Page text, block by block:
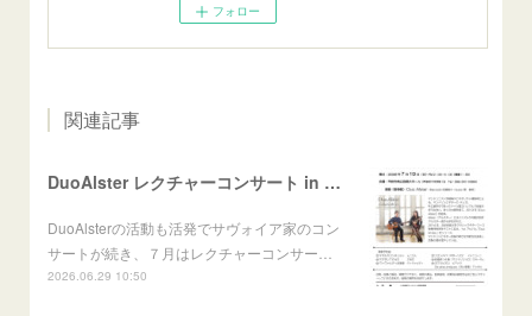
フォロー
関連記事
DuoAlster レクチャーコンサート in 山梨 甲府
DuoAlsterの活動も活発でサヴォイア家のコン
サートが続き、７月はレクチャーコンサー…
2026.06.29 10:50